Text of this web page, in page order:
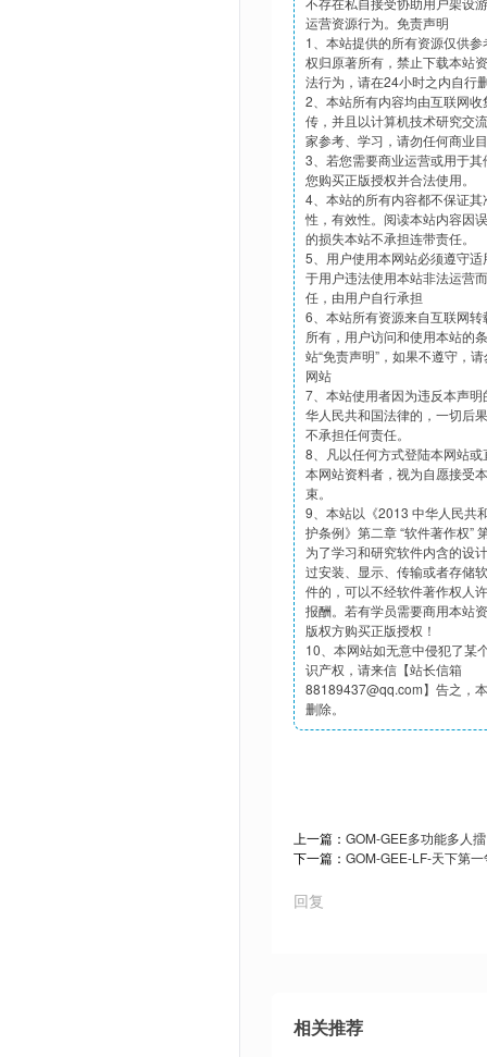
运营资源行为。免责声明
1、本站提供的所有资源仅供
权归原著所有，禁止下载本站
法行为，请在24小时之内自行
2、本站所有内容均由互联网
传，并且以计算机技术研究交
家参考、学习，请勿任何商业
3、若您需要商业运营或用于
您购买正版授权并合法使用。
4、本站的所有内容都不保证
性，有效性。阅读本站内容因
的损失本站不承担连带责任。
5、用户使用本网站必须遵守
于用户违法使用本站非法运营
任，由用户自行承担
6、本站所有资源来自互联网
所有，用户访问和使用本站的
站“免责声明”，如果不遵守，
网站
7、本站使用者因为违反本声
华人民共和国法律的，一切后
不承担任何责任。
8、凡以任何方式登陆本网站
本网站资料者，视为自愿接受
束。
9、本站以《2013 中华人民共
护条例》第二章 “软件著作权”
为了学习和研究软件内含的设
过安装、显示、传输或者存储
件的，可以不经软件著作权人
报酬。若有学员需要商用本站
版权方购买正版授权！
10、本网站如无意中侵犯了某
识产权，请来信【站长信箱
88189437@qq.com】告之，
删除。
上一篇： GOM-GEE多功能多人
下一篇： GOM-GEE-LF-天下第
回复
相关推荐